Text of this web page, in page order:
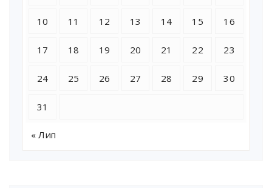
10 11 12 13 14 15 16
17 18 19 20 21 22 23
24 25 26 27 28 29 30
31
« Лип